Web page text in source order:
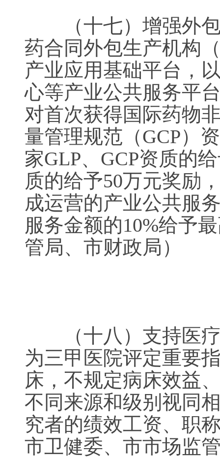
（十七）增强外包
药合同外包生产机构
产业应用基础平台，
心等产业公共服务平
对首次获得国际药物
量管理规范（GCP）
家GLP、GCP资质的
质的给予50万元奖励
成运营的产业公共服
服务金额的10%给予
管局、市财政局
（十八）支持医疗
为三甲医院评定重要
床，不规定病床效益
不同来源和级别视同
究者的绩效工资、职
市卫健委、市市场